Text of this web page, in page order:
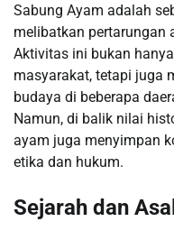
Sabung Ayam adalah
melibatkan pertarungan
Aktivitas ini bukan
masyarakat, tetapi juga
budaya di beberapa
Namun, di balik nilai
ayam juga menyimpan
etika dan hukum.
Sejarah dan